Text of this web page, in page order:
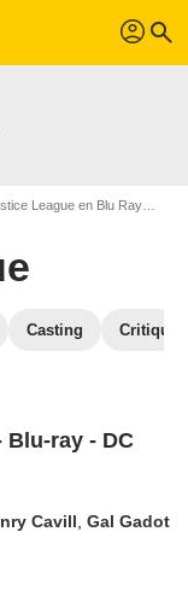
profil search
League en Blu Ray
Casting
Blu-ray - DC
Cavill ,Gal Gadot